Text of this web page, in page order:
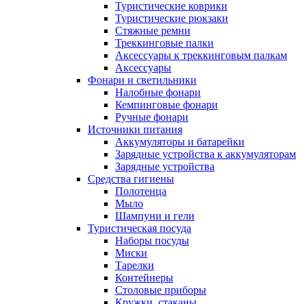
Туристические коврики
Туристические рюкзаки
Стяжные ремни
Треккинговые палки
Аксессуары к треккинговым палкам
Аксессуары
Фонари и светильники
Налобные фонари
Кемпинговые фонари
Ручные фонари
Источники питания
Аккумуляторы и батарейки
Зарядные устройства к аккумуляторам
Зарядные устройства
Средства гигиены
Полотенца
Мыло
Шампуни и гели
Туристическая посуда
Наборы посуды
Миски
Тарелки
Контейнеры
Столовые приборы